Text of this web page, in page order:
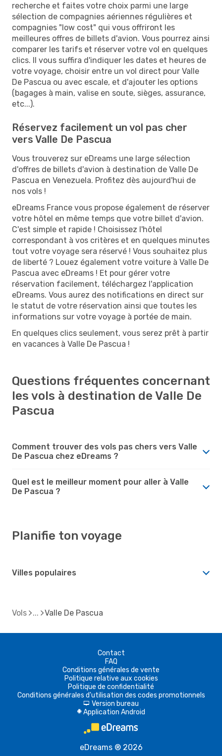
recherche et faites votre choix parmi une large
sélection de compagnies aériennes régulières et
compagnies "low cost" qui vous offriront les
meilleures offres de billets d'avion. Vous pourrez ainsi
comparer les tarifs et réserver votre vol en quelques
clics. Il vous suffira d'indiquer les dates et heures de
votre voyage, choisir entre un vol direct pour Valle
De Pascua ou avec escale, et d'ajouter les options
(bagages à main, valise en soute, sièges, assurance,
etc...).
Réservez facilement un vol pas cher
vers Valle De Pascua
Vous trouverez sur eDreams une large sélection
d'offres de billets d'avion à destination de Valle De
Pascua en Venezuela. Profitez dès aujourd'hui de
nos vols !
eDreams France vous propose également de réserver
votre hôtel en même temps que votre billet d'avion.
C'est simple et rapide ! Choisissez l'hôtel
correspondant à vos critères et en quelques minutes
tout votre voyage sera réservé ! Vous souhaitez plus
de liberté ? Louez également votre voiture à Valle De
Pascua avec eDreams ! Et pour gérer votre
réservation facilement, téléchargez l'application
eDreams. Vous aurez des notifications en direct sur
le statut de votre réservation ainsi que toutes les
informations sur votre voyage à portée de main.
En quelques clics seulement, vous serez prêt à partir
en vacances à Valle De Pascua !
Questions fréquentes concernant
les vols à destination de Valle De
Pascua
Comment trouver des vols pas chers vers Valle
De Pascua chez eDreams ?
Quel est le meilleur moment pour aller à Valle
De Pascua ?
Planifie ton voyage
Villes populaires
Vols Valle De Pascua
Contact
FAQ
Conditions générales de vente
Politique relative aux cookies
Politique de confidentialité
Conditions générales d'utilisation des codes promotionnels
d Version bureau
A Application Android
eDreams ® 2026